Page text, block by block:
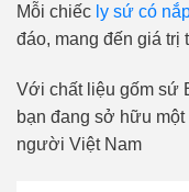
Mỗi chiếc ly sứ có
đáo, mang đến giá
Với chất liệu gốm sứ
bạn đang sở hữu
người Việt Nam